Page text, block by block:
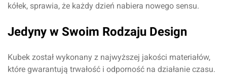
kółek, sprawia, że każdy dzień nabiera nowego sensu.
Jedyny w Swoim Rodzaju Design
Kubek został wykonany z najwyższej jakości materiałów,
które gwarantują trwałość i odporność na działanie czasu.